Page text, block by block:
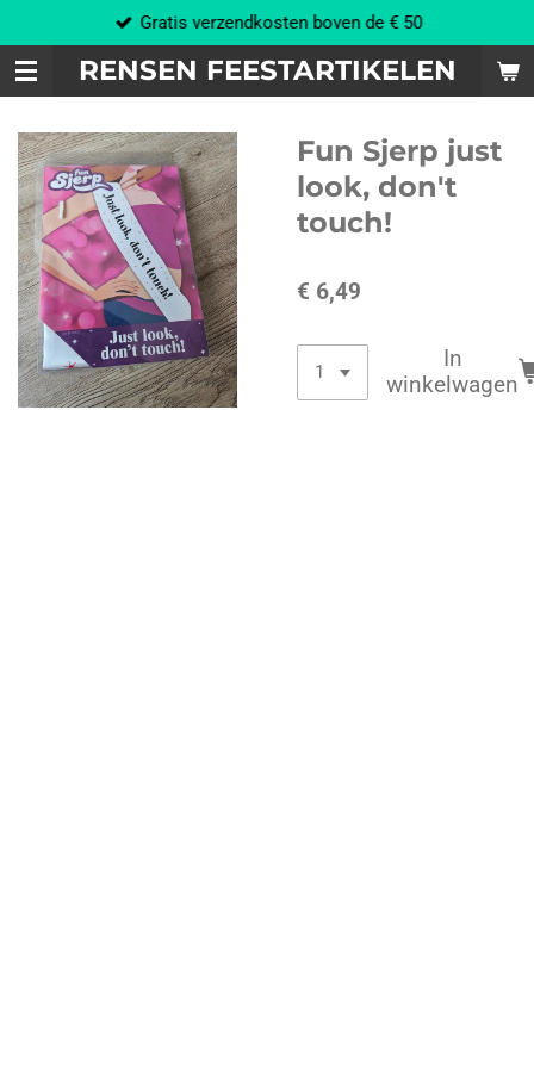
direct
naar
de
hoofdinhoud
RENSEN FEESTARTIKELEN
Gratis verzendkosten boven de € 50
Fun Sjerp just
look, don't
touch!
€ 6,49
In
winkelwagen